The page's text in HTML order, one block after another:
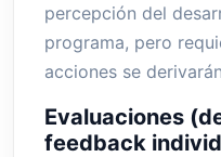
percepción del
programa, pero
acciones se
Evaluaciones
feedback